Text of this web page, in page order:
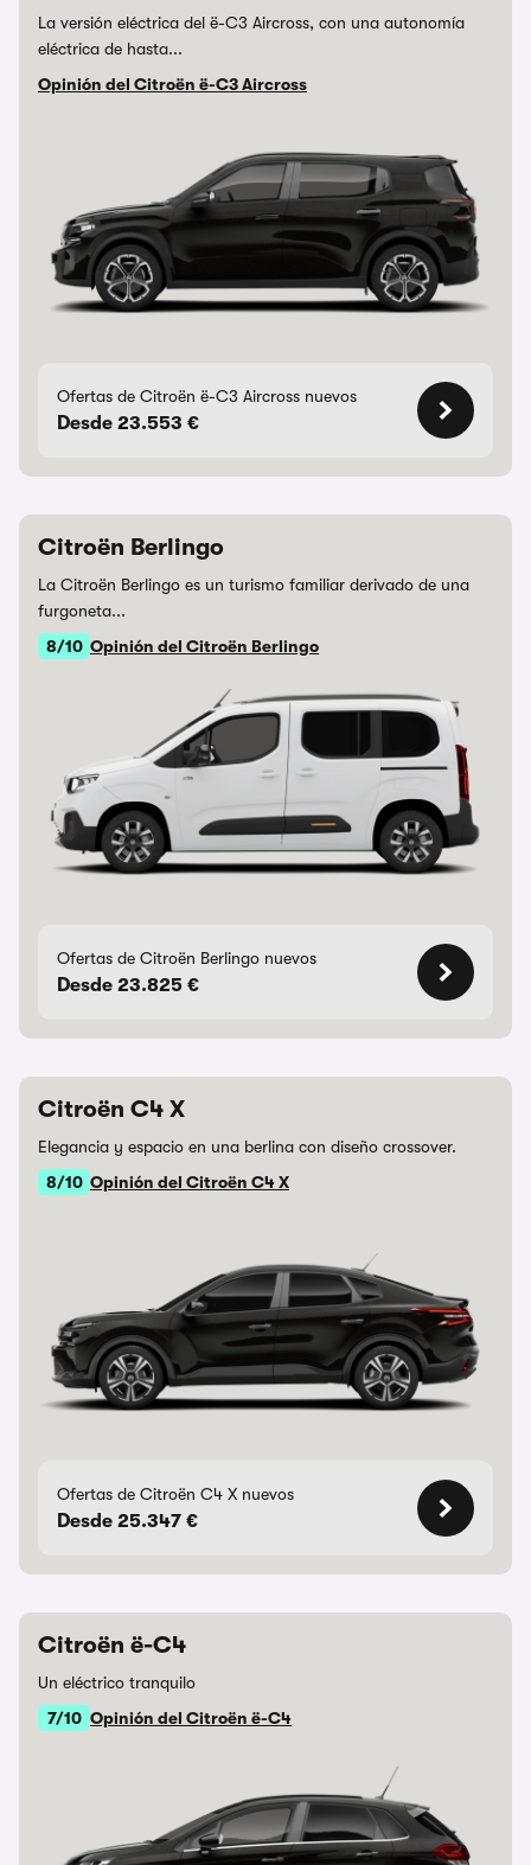
La versión eléctrica del ë-C3 Aircross, con una autonomía
eléctrica de hasta...
Opinión del Citroën ë-C3 Aircross
Ofertas de Citroën ë-C3 Aircross nuevos
Desde 23.553 €
Citroën Berlingo
La Citroën Berlingo es un turismo familiar derivado de una
furgoneta...
8/10 Opinión del Citroën Berlingo
Ofertas de Citroën Berlingo nuevos
Desde 23.825 €
Citroën C4 X
Elegancia y espacio en una berlina con diseño crossover.
8/10 Opinión del Citroën C4 X
Ofertas de Citroën C4 X nuevos
Desde 25.347 €
Citroën ë-C4
Un eléctrico tranquilo
7/10 Opinión del Citroën ë-C4